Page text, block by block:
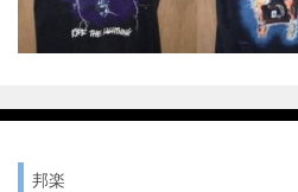
邦楽